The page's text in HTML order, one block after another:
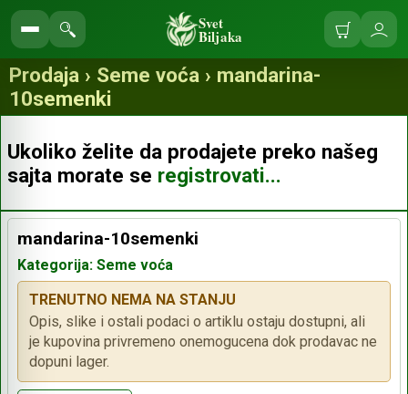
Pretraga
prodavnice
Svet
Biljaka Korpa
se
Prodaja › Seme voća › mandarina-
10semenki
Ukoliko želite da prodajete preko našeg
sajta morate se registrovati...
mandarina-10semenki
Kategorija: Seme voća
TRENUTNO NEMA NA STANJU
Opis, slike i ostali podaci o artiklu ostaju dostupni, ali
je kupovina privremeno onemogucena dok prodavac ne
dopuni lager.